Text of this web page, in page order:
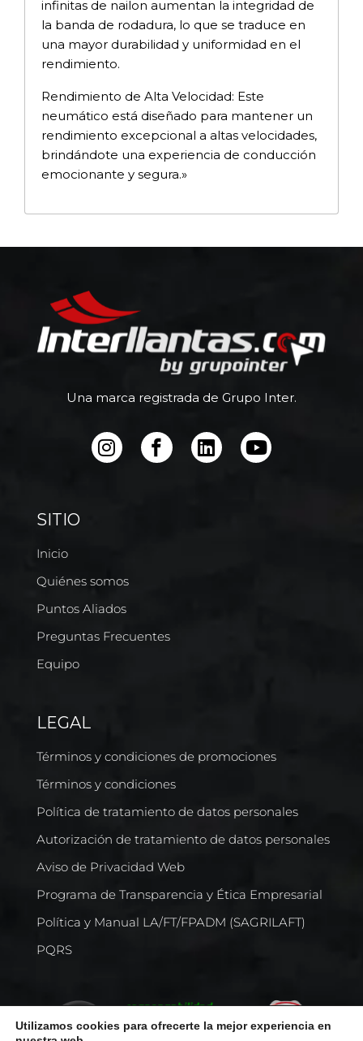
infinitas de nailon aumentan la integridad de
la banda de rodadura, lo que se traduce en
una mayor durabilidad y uniformidad en el
rendimiento.
Rendimiento de Alta Velocidad: Este
neumático está diseñado para mantener un
rendimiento excepcional a altas velocidades,
brindándote una experiencia de conducción
emocionante y segura.»
Una marca registrada de Grupo Inter.
SITIO
Inicio
Quiénes somos
Puntos Aliados
Preguntas Frecuentes
Equipo
LEGAL
Términos y condiciones de promociones
Términos y condiciones
Política de tratamiento de datos personales
Autorización de tratamiento de datos personales
Aviso de Privacidad Web
Programa de Transparencia y Ética Empresarial
Política y Manual LA/FT/FPADM (SAGRILAFT)
PQRS
Utilizamos cookies para ofrecerte la mejor experiencia en